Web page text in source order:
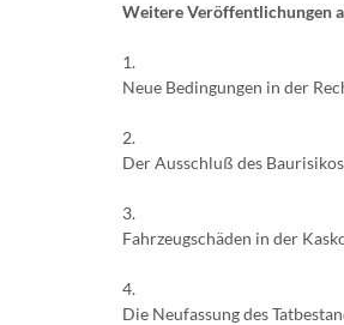
Weitere Veröffentlichungen
1.
Neue Bedingungen in der
2.
Der Ausschluß des
3.
Fahrzeugschäden in der
4.
Die Neufassung des